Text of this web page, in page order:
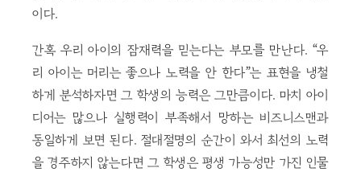
이다.
간혹 우리 아이의 잠재력을 믿는다는 부모를 만난다. “우
리 아이는 머리는 좋으나 노력을 안 한다”는 표현을 냉철
하게 분석하자면 그 학생의 능력은 그만큼이다. 마치 아이
디어는 많으나 실행력이 부족해서 망하는 비즈니스맨과
동일하게 보면 된다. 절대절명의 순간이 와서 최선의 노력
을 경주하지 않는다면 그 학생은 평생 가능성만 가진 인물